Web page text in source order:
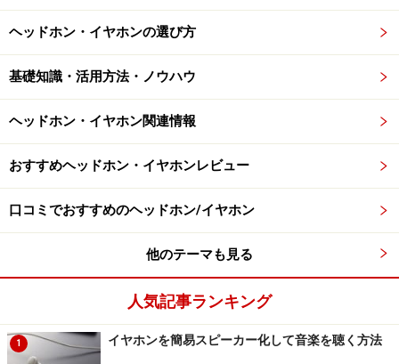
1
ヘッドホン・イヤホンの選び方
基礎知識・活用方法・ノウハウ
ヘッドホン・イヤホン関連情報
おすすめヘッドホン・イヤホンレビュー
口コミでおすすめのヘッドホン/イヤホン
他のテーマも見る
人気記事ランキング
1 イヤホンを簡易スピーカー化して音楽を聴く方法